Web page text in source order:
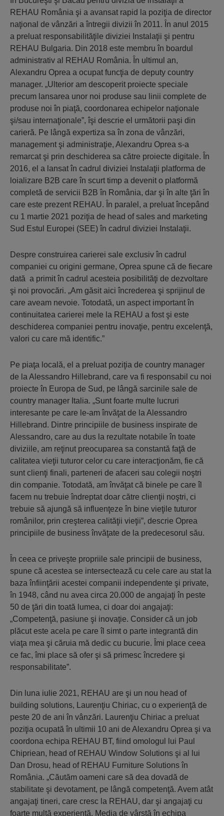
REHAU România şi a avansat rapid la poziţia de director
naţional de vânzări a întregii divizii în 2011. În anul 2015
a preluat responsabilităţile diviziei Instalaţii şi pentru
REHAU Bulgaria. Din 2018 este membru în boardul
administrativ al REHAU România. În ultimul an,
Alexandru Oprea a ocupat funcţia de deputy country
manager. „Ulterior am descoperit proiecte speciale
precum lansarea unor noi produse sau linii complete de
produse noi în piaţă, coordonarea echipelor naţionale
şi/sau internaţionale”, îşi descrie el următorii paşi din
carieră. Pe lângă expertiza sa în zona de vânzări,
management şi administraţie, Alexandru Oprea s-a
remarcat şi prin deschiderea sa către proiecte digitale. În
2016, el a lansat în cadrul diviziei Instalaţii platforma de
loializare B2B care în scurt timp a devenit o platformă
completă de servicii B2B în România, dar şi în alte ţări în
care este prezent REHAU. În paralel, a preluat începând
cu 1 martie 2021 poziţia de head of sales and marketing
Sud Estul Europei (SEE) în cadrul diviziei Instalaţii.
Despre construirea carierei sale exclusiv în cadrul
companiei cu origini germane, Oprea spune că de fiecare
dată a primit în cadrul acesteia posibilităţi de dezvoltare
şi noi provocări. „Am găsit aici încrederea şi sprijinul de
care aveam nevoie. Totodată, un aspect important în
continuitatea carierei mele la REHAU a fost şi este
deschiderea companiei pentru inovaţie, pentru excelenţă,
valori cu care mă identific.”
Pe piaţa locală, el a preluat poziţia de country manager
de la Alessandro Hillebrand, care va fi responsabil cu noi
proiecte în Europa de Sud, pe lângă sarcinile sale de
country manager Italia. „Sunt foarte multe lucruri
interesante pe care le-am învăţat de la Alessandro
Hillebrand. Dintre principiile de business inspirate de
Alessandro, care au dus la rezultate notabile în toate
diviziile, am reţinut preocuparea sa constantă faţă de
calitatea vieţii tuturor celor cu care interacţionăm, fie că
sunt clienţi finali, parteneri de afaceri sau colegii noştri
din companie. Totodată, am învăţat că binele pe care îl
facem nu trebuie îndreptat doar către clienţii noştri, ci
trebuie să ajungă să influenţeze în bine vieţile tuturor
românilor, prin creşterea calităţii vieţii”, descrie Oprea
principiile de business învăţate de la predecesorul său.
În ceea ce priveşte propriile sale principii de business,
spune că acestea se intersectează cu cele care au stat la
baza înfiinţării acestei companii independente şi private,
în 1948, când nu avea circa 20.000 de angajaţi în peste
50 de ţări din toată lumea, ci doar doi angajaţi:
„Competenţă, pasiune şi inovaţie. Consider că un job
plăcut este acela pe care îl simt o parte integrantă din
viaţa mea şi căruia mă dedic cu bucurie. Îmi place ceea
ce fac, îmi place să ofer şi să primesc încredere şi
responsabilitate”.
Din luna iulie 2021, REHAU are şi un nou head of
building solutions, Laurenţiu Chiriac, cu o experienţă de
peste 20 de ani în vânzări. Laurenţiu Chiriac a preluat
poziţia ocupată în ultimii 10 ani de Alexandru Oprea şi va
coordona echipa REHAU BT, fiind omologul lui Paul
Chipriean, head of REHAU Window Solutions şi al lui
Dan Drosu, head of REHAU Furniture Solutions în
România. „Căutăm oameni care să dea dovadă de
stabilitate şi devotament, pe lângă competenţă. Avem atât
angajaţi tineri, care cresc la REHAU, dar şi angajaţi cu
foarte multă experienţă. Media de vârstă în echipa